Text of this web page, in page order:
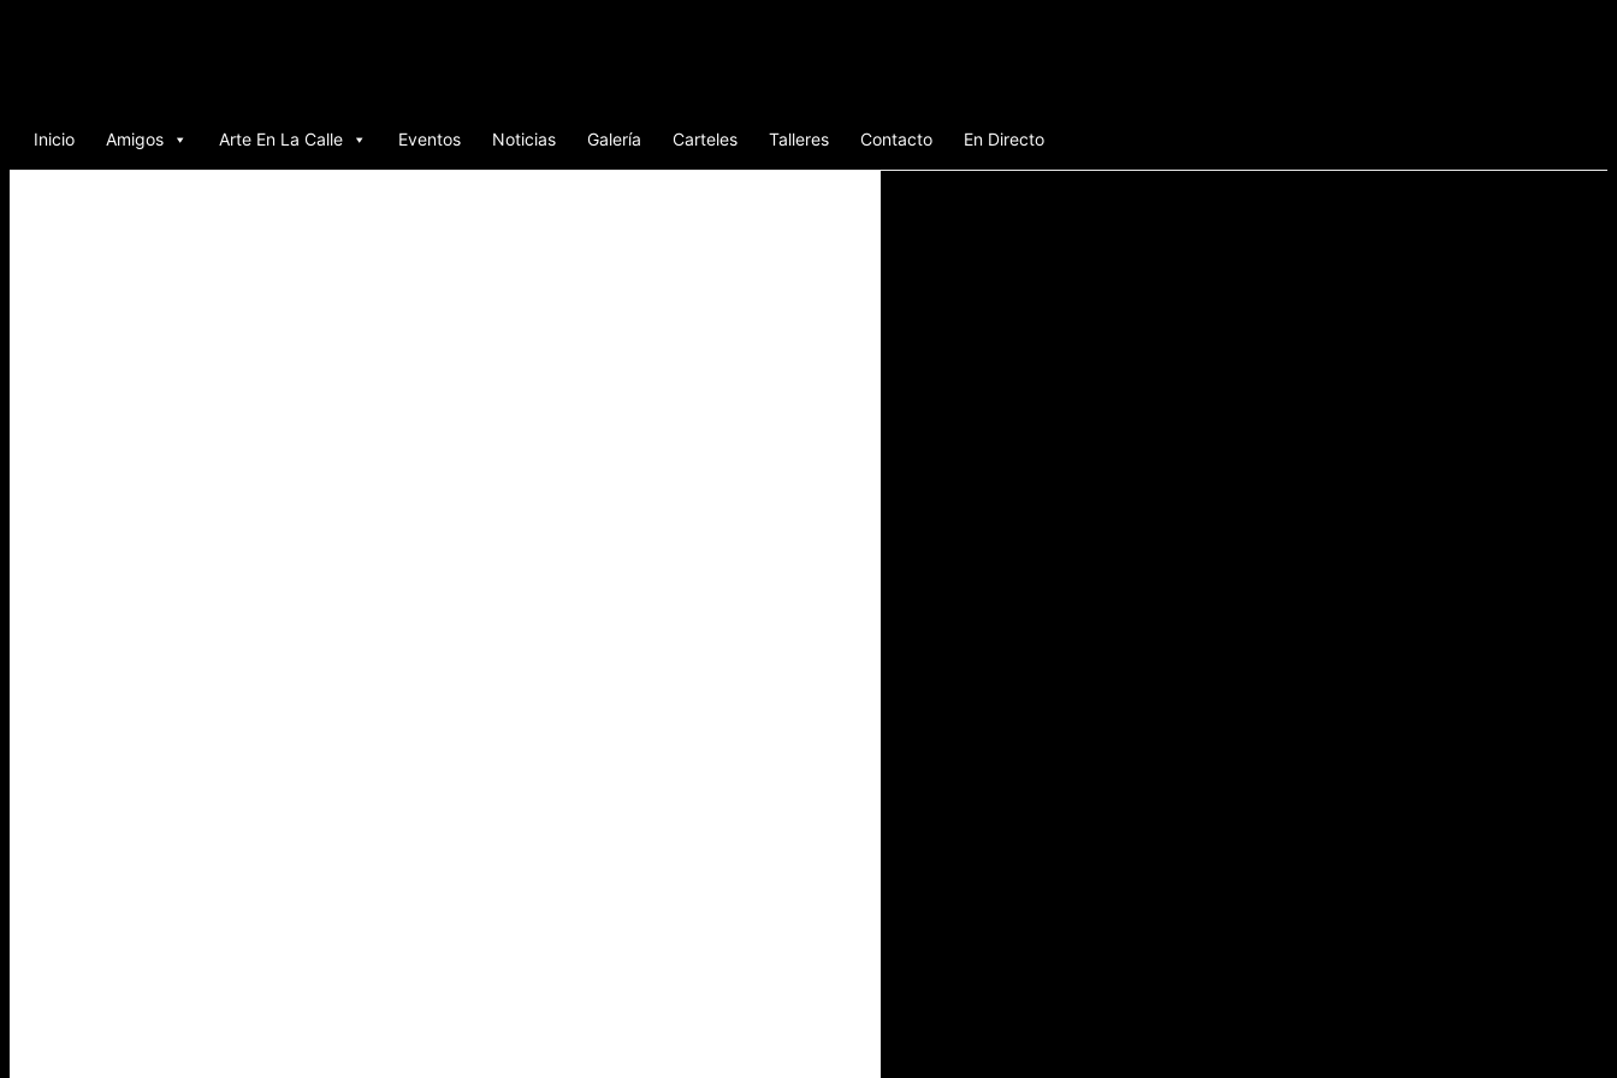
Inicio Amigos Arte En La Calle Eventos Noticias Galería Carteles Talleres Contacto En Directo